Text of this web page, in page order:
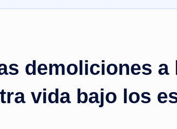
demoliciones
vida bajo los